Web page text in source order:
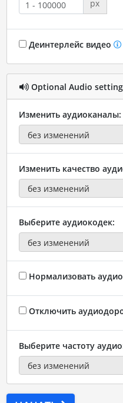
px
Деинтерлейс видео
Optional Audio
Изменить аудиоканалы:
Изменить качество
Выберите аудиокодек:
Нормализовать аудио
Отключить
Выберите частоту